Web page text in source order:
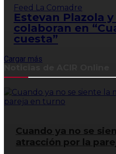
Feed La Comadre
Estevan Plazola
colaboran en
cuesta”
Cargar más
Cuando ya no se
atracción por la